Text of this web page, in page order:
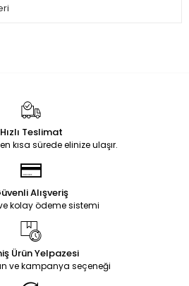
Hızlı Teslimat
kısa sürede elinize ulaşır.
Alışveriş
kolay ödeme sistemi
Ürün Yelpazesi
ve kampanya seçeneği